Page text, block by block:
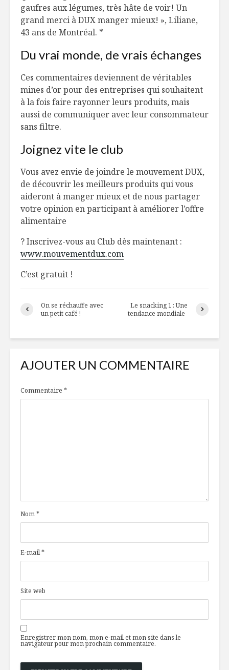
gaufres aux légumes, très hâte de voir! Un
grand merci à DUX manger mieux! », Liliane,
43 ans de Montréal. *
Du vrai monde, de vrais échanges
Ces commentaires deviennent de véritables
mines d’or pour des entreprises qui souhaitent
à la fois faire rayonner leurs produits, mais
aussi de communiquer avec leur consommateur
sans filtre.
Joignez vite le club
Vous avez envie de joindre le mouvement DUX,
de découvrir les meilleurs produits qui vous
aideront à manger mieux et de nous partager
votre opinion en participant à améliorer l’offre
alimentaire
? Inscrivez-vous au Club dès maintenant :
www.mouvementdux.com
C’est gratuit !
On se réchauffe avec
un petit café !
Le snacking 1 : Une
tendance mondiale
AJOUTER UN COMMENTAIRE
Commentaire *
Nom*
E-mail*
Site web
Enregistrer mon nom, mon e-mail et mon site dans le
navigateur pour mon prochain commentaire.